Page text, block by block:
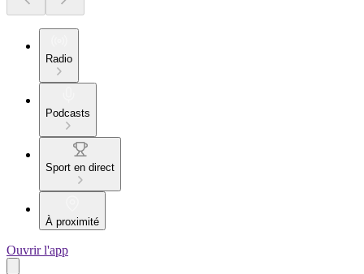
Radio
Podcasts
Sport en direct
À proximité
Ouvrir l'app